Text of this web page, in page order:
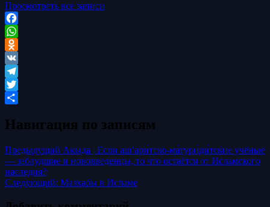
Просмотреть все записи
Facebook
WhatsApp
Odnoklassniki
VK
Telegram
Twitter
Навигация по записям
Предыдущий Акыда | Если аш‘ари́тско-ма́тури́ди́тские учёные
— заблудшие и нововведенцы, то что остаётся от Исламского
наследия?
Следующий: Мазхабы в Исламе